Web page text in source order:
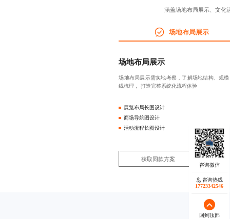
涵盖场地布局展示、文化
场地布局展示
场地布局展示
场地布局展示需实地考察，了解场地结构、规
线梳理， 打造完整系统化流程体验
展览布局长图设计
商场导航图设计
活动流程长图设计
获取同款方案
咨询热线
17723342546
回到顶部